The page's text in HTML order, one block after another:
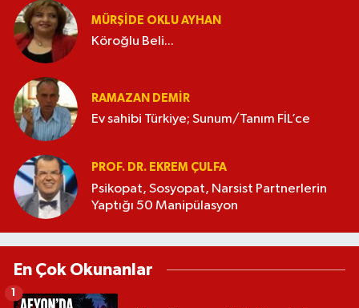
MÜRŞIDE OKLU AYHAN
Köroğlu Beli...
RAMAZAN DEMİR
Ev sahibi Türkiye; Sunum/Tanım FİL’ce
PROF. DR. EKREM ÇULFA
Psikopat, Sosyopat, Narsist Partnerlerin
Yaptığı 50 Manipülasyon
En Çok Okunanlar
1